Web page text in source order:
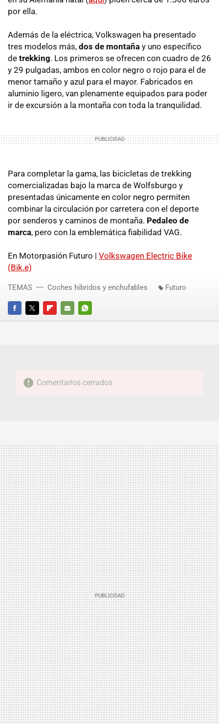
por ella.
Además de la eléctrica, Volkswagen ha presentado
tres modelos más, dos de montaña y uno específico
de trekking. Los primeros se ofrecen con cuadro de 26
y 29 pulgadas, ambos en color negro o rojo para el de
menor tamaño y azul para el mayor. Fabricados en
aluminio ligero, van plenamente equipados para poder
ir de excursión a la montaña con toda la tranquilidad.
Para completar la gama, las bicicletas de trekking
comercializadas bajo la marca de Wolfsburgo y
presentadas únicamente en color negro permiten
combinar la circulación por carretera con el deporte
por senderos y caminos de montaña. Pedaleo de
marca, pero con la emblemática fiabilidad VAG.
En Motorpasión Futuro | Volkswagen Electric Bike
(Bik.e)
FACEBOOKTWITTERFLIPBOARD
E-
WHATSAPP
TEMAS Coches híbridos y enchufables Futuro
Comentarios cerrados